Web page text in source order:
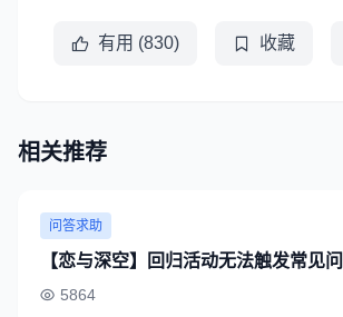
有用 (830) 收藏
相关推荐
问答求助
【恋与深空】回归活动无法触发常见
5864